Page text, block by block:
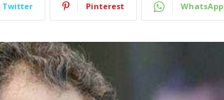
Twitter Pinterest WhatsApp